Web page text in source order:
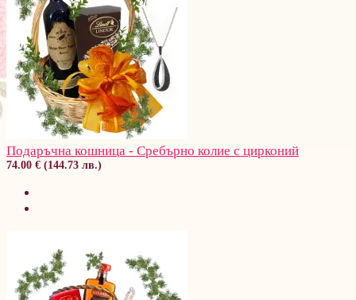
Подаръчна кошница - Сребърно колие с цирконий
74.00 € (144.73 лв.)